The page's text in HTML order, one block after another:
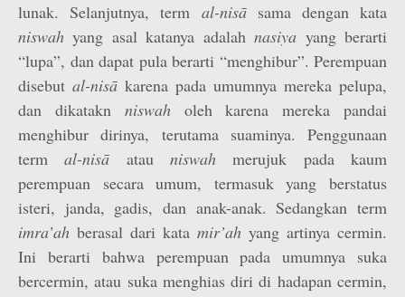
lunak. Selanjutnya, term al-nisā sama dengan kata
niswahyang asal katanya adalahnasiya yang berarti
“lupa”, dan dapat pula berarti “menghibur”. Perempuan
disebut al-nisā karena pada umumnya mereka pelupa,
dan dikatakn niswah oleh karena mereka pandai
menghibur dirinya, terutama suaminya. Penggunaan
termal-nisā atauniswahmerujuk pada kaum
perempuan secara umum, termasuk yang berstatus
isteri, janda, gadis, dan anak-anak. Sedangkan term
imra’ah berasal dari kata mir’ah yang artinya cermin.
Ini berarti bahwa perempuan pada umumnya suka
bercermin, atau suka menghias diri di hadapan cermin,